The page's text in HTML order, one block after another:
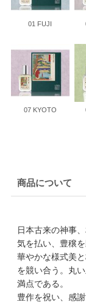
01 FUJI
07 KYOTO
商品について
日本古来の神事
気を払い、豊穣を
華やかな様式美
を競い合う。丸
満点である。
豊作を祝い、感